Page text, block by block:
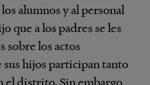
alumnos y al personal
que a los padres se les
sobre los actos
sus hijos participan tanto
el distrito. Sin embargo,